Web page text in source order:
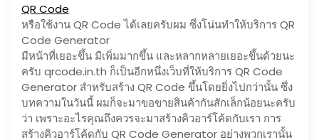
QR Code
หรือใช้งาน QR Code ได้เลยครับผม ซึ่งโน่นทำให้บริการ QR
Code Generator
มีหน้าที่เยอะขึ้น มีเพิ่มมากขึ้น และหลากหลายเยอะขึ้นด้วยนะ
ครับ qrcode.in.th ก็เป็นอีกหนึ่งเว็บที่ให้บริการ QR Code
Generator สำหรับสร้าง QR Code ขึ้นโดยยิ่งไปกว่านั้น ซึ่ง
บทความในวันนี้ ผมก็จะมาขอขายสินค้ากันสักเล็กน้อยนะครับ
ว่า เพราะอะไรคุณถึงควรจะมาสร้างคิวอาร์โค้ดกับเรา การ
สร้างคิวอาร์โค้ดกับ QR Code Generator อย่างพวกเรานั้น